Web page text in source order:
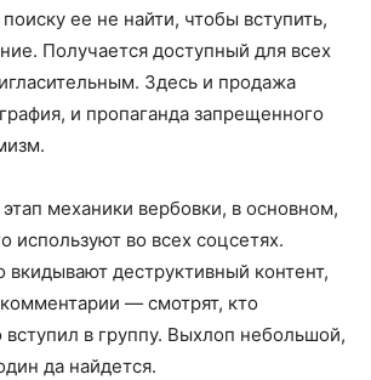
ее не найти, чтобы вступить,
Получается доступный для всех
Здесь и продажа
и пропаганда запрещенного
механики вербовки, в основном,
используют во всех соцсетях.
вкидывают деструктивный контент,
— смотрят, кто
вступил в группу. Выхлоп небольшой,
да найдется.